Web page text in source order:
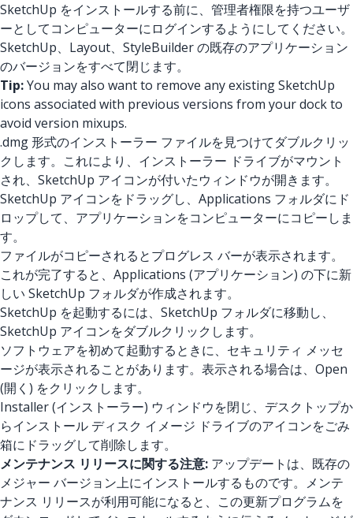
SketchUp をインストールする前に、管理者権限を持つユーザ
ーとしてコンピューターにログインするようにしてください。
SketchUp、Layout、StyleBuilder の既存のアプリケーション
のバージョンをすべて閉じます。
Tip:You may also want to remove any existing SketchUp
icons associated with previous versions from your dock to
avoid version mixups.
.dmg 形式のインストーラー ファイルを見つけてダブルクリッ
クします。これにより、インストーラー ドライブがマウント
され、SketchUp アイコンが付いたウィンドウが開きます。
SketchUp アイコンをドラッグし、Applications フォルダにド
ロップして、アプリケーションをコンピューターにコピーしま
す。
ファイルがコピーされるとプログレス バーが表示されます。
これが完了すると、Applications (アプリケーション) の下に新
しい SketchUp フォルダが作成されます。
SketchUp を起動するには、SketchUp フォルダに移動し、
SketchUp アイコンをダブルクリックします。
ソフトウェアを初めて起動するときに、セキュリティ メッセ
ージが表示されることがあります。表示される場合は、Open
(開く) をクリックします。
Installer (インストーラー) ウィンドウを閉じ、デスクトップか
らインストール ディスク イメージ ドライブのアイコンをごみ
箱にドラッグして削除します。
メンテナンス リリースに関する注意: アップデートは、既存の
メジャー バージョン上にインストールするものです。メンテ
ナンス リリースが利用可能になると、この更新プログラムを